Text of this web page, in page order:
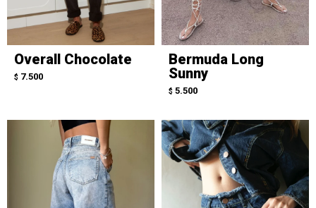
Overall Chocolate
$ 7.500
Bermuda Long
Sunny
$ 5.500